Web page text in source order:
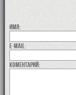
Имя:
E-MAIL:
коментарий: